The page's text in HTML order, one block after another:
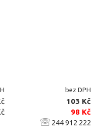
bez DPH
103 Kč
98 Kč
244 912 222